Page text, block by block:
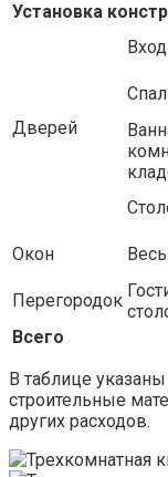
Установка
Дверей
Окон
Перегородок
Всего
В таблице
строительные
других расходов.